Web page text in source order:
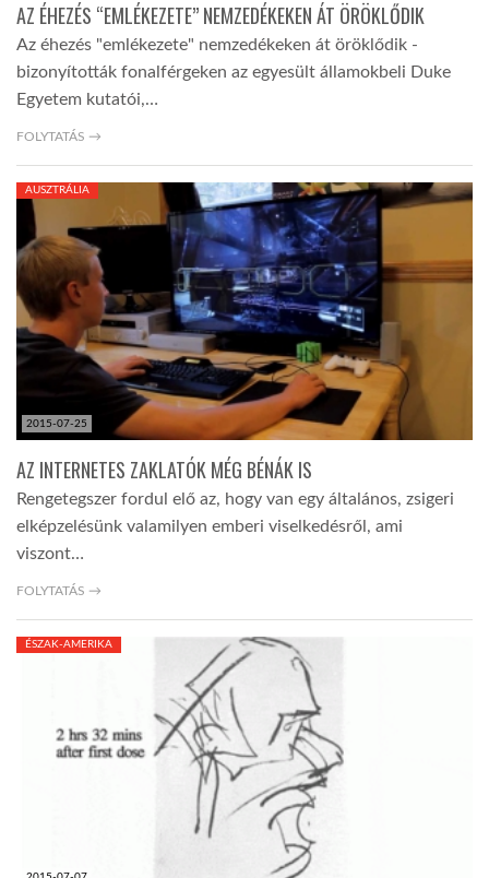
AZ ÉHEZÉS “EMLÉKEZETE” NEMZEDÉKEKEN ÁT ÖRÖKLŐDIK
Az éhezés "emlékezete" nemzedékeken át öröklődik -
bizonyították fonalférgeken az egyesült államokbeli Duke
Egyetem kutatói,…
FOLYTATÁS →
2015-07-25
AUSZTRÁLIA
AZ INTERNETES ZAKLATÓK MÉG BÉNÁK IS
Rengetegszer fordul elő az, hogy van egy általános, zsigeri
elképzelésünk valamilyen emberi viselkedésről, ami
viszont…
FOLYTATÁS →
ÉSZAK-AMERIKA